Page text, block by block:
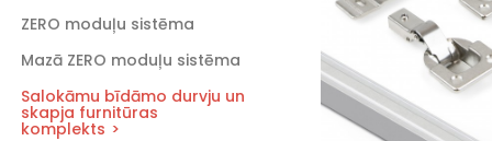
ZERO moduļu sistēma
Mazā ZERO moduļu sistēma
Salokāmu bīdāmo durvju un
skapja furnitūras
komplekts